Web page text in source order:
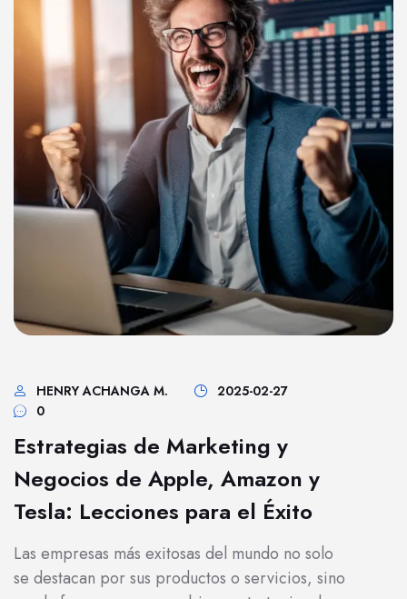
HENRY ACHANGA M.
2025-02-27
0
Estrategias de Marketing y
Negocios de Apple, Amazon y
Tesla: Lecciones para el Éxito
Las empresas más exitosas del mundo no solo
se destacan por sus productos o servicios, sino